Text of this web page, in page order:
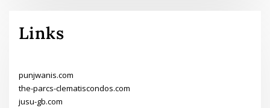
Links
punjwanis.com
the-parcs-clematiscondos.com
jusu-gb.com